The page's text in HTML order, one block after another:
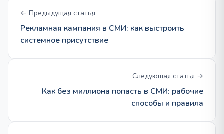
← Предыдущая статья
Рекламная кампания в СМИ: как выстроить
системное присутствие
Следующая статья →
Как без миллиона попасть в СМИ: рабочие
способы и правила